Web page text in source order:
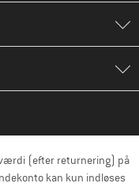
(efter returnering) på
kan kun indløses